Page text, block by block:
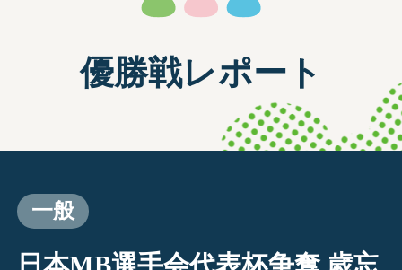
優勝戦レポート
一般